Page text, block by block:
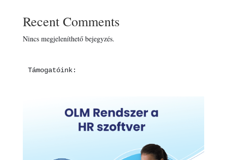
Recent Comments
Nincs megjeleníthető bejegyzés.
Támogatóink: